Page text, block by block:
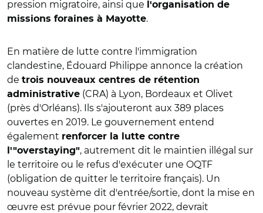
pression migratoire, ainsi que
l'organisation de
missions foraines à Mayotte.
En matière de lutte contre l'immigration
clandestine, Édouard Philippe annonce la création
de trois nouveaux centres de rétention
administrative (CRA) à Lyon, Bordeaux et Olivet
(près d'Orléans). Ils s'ajouteront aux 389 places
ouvertes en 2019. Le gouvernement entend
également renforcer la lutte contre
l'"overstaying", autrement dit le maintien illégal sur
le territoire ou le refus d'exécuter une OQTF
(obligation de quitter le territoire français). Un
nouveau système dit d'entrée/sortie, dont la mise en
œuvre est prévue pour février 2022, devrait